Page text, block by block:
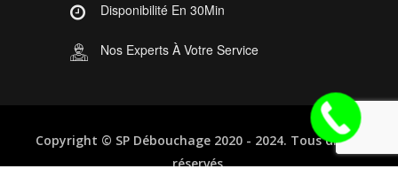
Disponibilité En 30Min
Nos Experts À Votre Service
Copyright © SP Débouchage 2020 - 2024. Tous droits
réservés.